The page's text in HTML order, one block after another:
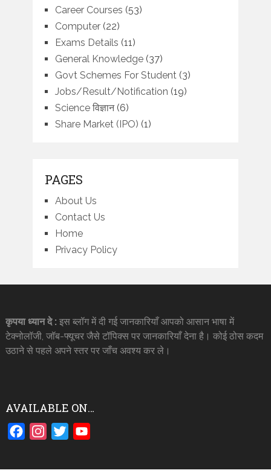
Career Courses (53)
Computer(22)
Exams Details (11)
General Knowledge(37)
Govt Schemes For Student (3)
Jobs/Result/Notification (19)
Science विज्ञान(6)
Share Market (IPO) (1)
PAGES
About Us
Contact Us
Home
Privacy Policy
कृपया ध्यान दे : इस ब्लॉग में दी गई जानकारियाँ आपको आसान भाषा में
टेक्नोलॉजी, जॉब-फ्यूचर जैसे टॉपिक्स पर जानकारियाँ देना है। कोई ठोस कदम
उठाने से पहले अपने स्तर पर जाँच अवश्य कर ले।
AVAILABLE ON…
FacebookInstagram
Twitter